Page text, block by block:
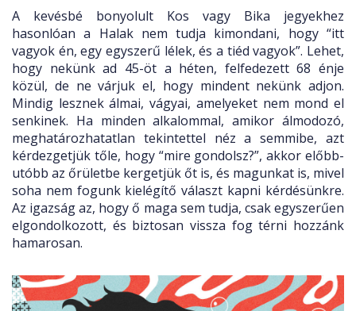
A kevésbé bonyolult Kos vagy Bika jegyekhez
hasonlóan a Halak nem tudja kimondani, hogy “itt
vagyok én, egy egyszerű lélek, és a tiéd vagyok”. Lehet,
hogy nekünk ad 45-öt a héten, felfedezett 68 énje
közül, de ne várjuk el, hogy mindent nekünk adjon.
Mindig lesznek álmai, vágyai, amelyeket nem mond el
senkinek. Ha minden alkalommal, amikor álmodozó,
meghatározhatatlan tekintettel néz a semmibe, azt
kérdezgetjük tőle, hogy “mire gondolsz?”, akkor előbb-
utóbb az őrületbe kergetjük őt is, és magunkat is, mivel
soha nem fogunk kielégítő választ kapni kérdésünkre.
Az igazság az, hogy ő maga sem tudja, csak egyszerűen
elgondolkozott, és biztosan vissza fog térni hozzánk
hamarosan.